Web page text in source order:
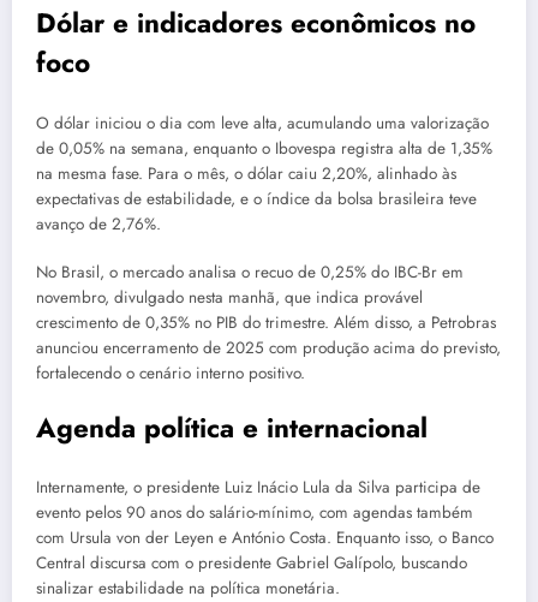
Dólar e indicadores econômicos no
foco
O dólar iniciou o dia com leve alta, acumulando uma valorização
de 0,05% na semana, enquanto o Ibovespa registra alta de 1,35%
na mesma fase. Para o mês, o dólar caiu 2,20%, alinhado às
expectativas de estabilidade, e o índice da bolsa brasileira teve
avanço de 2,76%.
No Brasil, o mercado analisa o recuo de 0,25% do IBC-Br em
novembro, divulgado nesta manhã, que indica provável
crescimento de 0,35% no PIB do trimestre. Além disso, a Petrobras
anunciou encerramento de 2025 com produção acima do previsto,
fortalecendo o cenário interno positivo.
Agenda política e internacional
Internamente, o presidente Luiz Inácio Lula da Silva participa de
evento pelos 90 anos do salário-mínimo, com agendas também
com Ursula von der Leyen e António Costa. Enquanto isso, o Banco
Central discursa com o presidente Gabriel Galípolo, buscando
sinalizar estabilidade na política monetária.